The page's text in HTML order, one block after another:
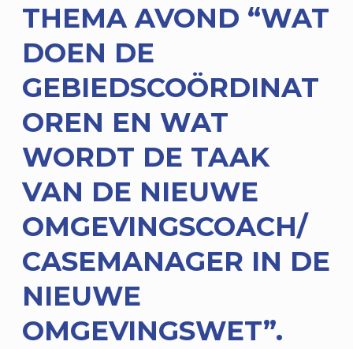
THEMA AVOND “WAT
DOEN DE
GEBIEDSCOÖRDINAT
OREN EN WAT
WORDT DE TAAK
VAN DE NIEUWE
OMGEVINGSCOACH/
CASEMANAGER IN DE
NIEUWE
OMGEVINGSWET”.